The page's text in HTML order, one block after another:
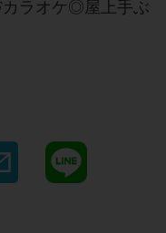
ラオケ◎屋上手ぶ